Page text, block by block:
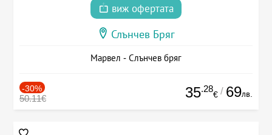
виж офертата
Слънчев Бряг
Марвел - Слънчев бряг
-30%
50.11€ 35.28
€ / 69лв.